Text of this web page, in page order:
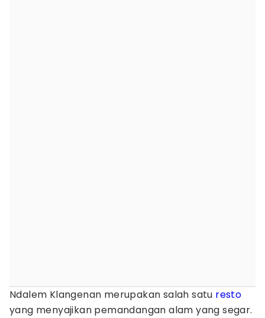
Ndalem Klangenan merupakan salah satu resto
yang menyajikan pemandangan alam yang segar.